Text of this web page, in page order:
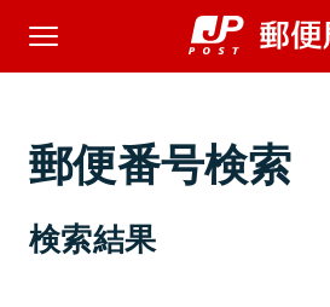
郵便番号検索
検索結果